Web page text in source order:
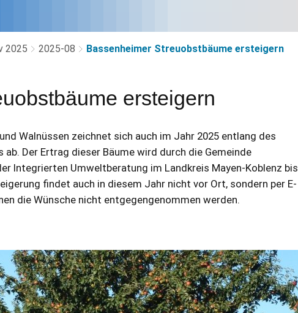
2025 2025-08 Bassenheimer Streuobstbäume ersteigern
ersteigern
Walnüssen zeichnet sich auch im Jahr 2025 entlang des
Der Ertrag dieser Bäume wird durch die Gemeinde
Integrierten Umweltberatung im Landkreis Mayen-Koblenz bis
findet auch in diesem Jahr nicht vor Ort, sondern per E-
die Wünsche nicht entgegengenommen werden.